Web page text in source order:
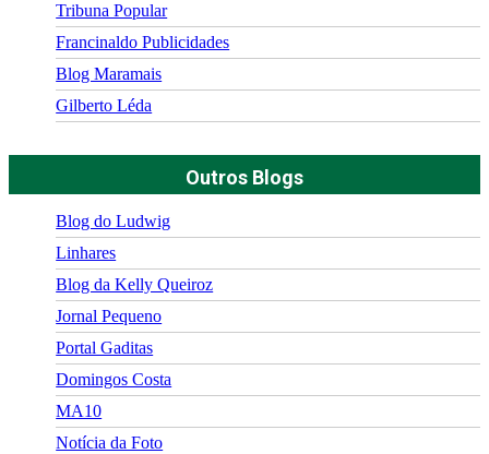
Tribuna Popular
Francinaldo Publicidades
Blog Maramais
Gilberto Léda
Outros Blogs
Blog do Ludwig
Linhares
Blog da Kelly Queiroz
Jornal Pequeno
Portal Gaditas
Domingos Costa
MA10
Notícia da Foto